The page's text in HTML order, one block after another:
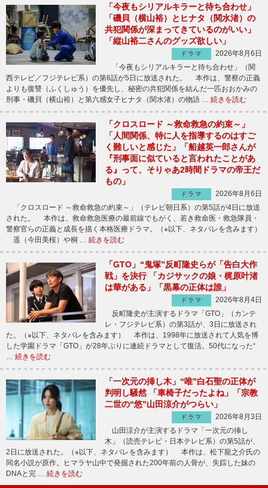
「今夜もシリアルキラーと待ち合わせ」
「磯貝（横山裕）とヒナタ（関水渚）の
共犯関係が深まってきているのがいい」
「縦山裕二さんのグッズ欲しい」
ドラマ
2026年8月6日
「今夜もシリアルキラーと待ち合わせ」（関
西テレビ／フジテレビ系）の第6話が5日に放送された。 本作は、警察の正義
よりも復讐（ふくしゅう）を優先し、秘密の共犯関係を結んだ一匹おおかみの
刑事・磯貝（横山裕）と第六感女子ヒナタ（関水渚）の物語 … 続きを読む
「クロスロード ～救命救急の約束～」
「人間関係、特に人を指導するのはすご
く難しいと感じた」「船越英一郎さんが
『刑事面に似ていると言われたことがあ
る』って、そりゃあ2時間ドラマの帝王だ
もの」
ドラマ
2026年8月6日
「クロスロード ～救命救急の約束～」（テレビ朝日系）の第5話が4日に放送
された。 本作は、救命救急医療の最前線でもがく、若き救命医・救急隊員・
警察官らの正義と成長を描く本格医療ドラマ。（※以下、ネタバレを含みます）
遥（今田美桜）や桐 … 続きを読む
「GTO」“鬼塚”反町隆史らが「告白大作
戦」を決行 「カジサックの娘・梶原叶渚
は華がある」「黒幕の正体は誰」
ドラマ
2026年8月4日
反町隆史が主演するドラマ「GTO」（カンテ
レ・フジテレビ系）の第3話が、3日に放送され
た。（※以下、ネタバレを含みます） 本作は、1998年に放送されて人気を博
した学園ドラマ「GTO」が28年ぶりに連続ドラマとして復活。50代になった“
… 続きを読む
「一次元の挿し木」“唯”白石聖の正体が
判明し騒然 「車椅子だったよね」「宗教
二世の“悠”山田涼介がつらい」
ドラマ
2026年8月3日
山田涼介が主演するドラマ「一次元の挿し
木」（読売テレビ・日本テレビ系）の第5話が、
2日に放送された。（※以下、ネタバレを含みます） 本作は、松下龍之介氏の
同名小説が原作。ヒマラヤ山中で発掘された200年前の人骨が、失踪した妹の
DNAと完 … 続きを読む